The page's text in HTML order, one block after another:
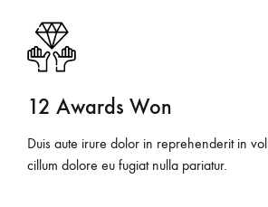
12 Awards Won
Duis aute irure dolor in reprehenderit in
cillum dolore eu fugiat nulla pariatur.